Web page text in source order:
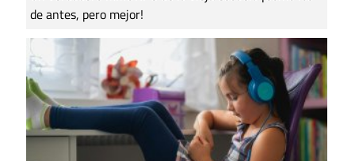
de antes, pero mejor!